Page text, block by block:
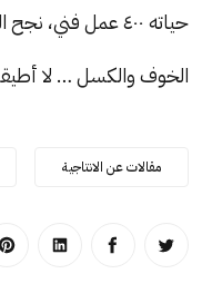
حياته ٤٠٠ عمل فني، نجح القليل منها ليدخل بها التاريخ.
الخوف والكسل … لا
مقالات عن الانتاجية
انشر على تويتر
انشر علىانشر